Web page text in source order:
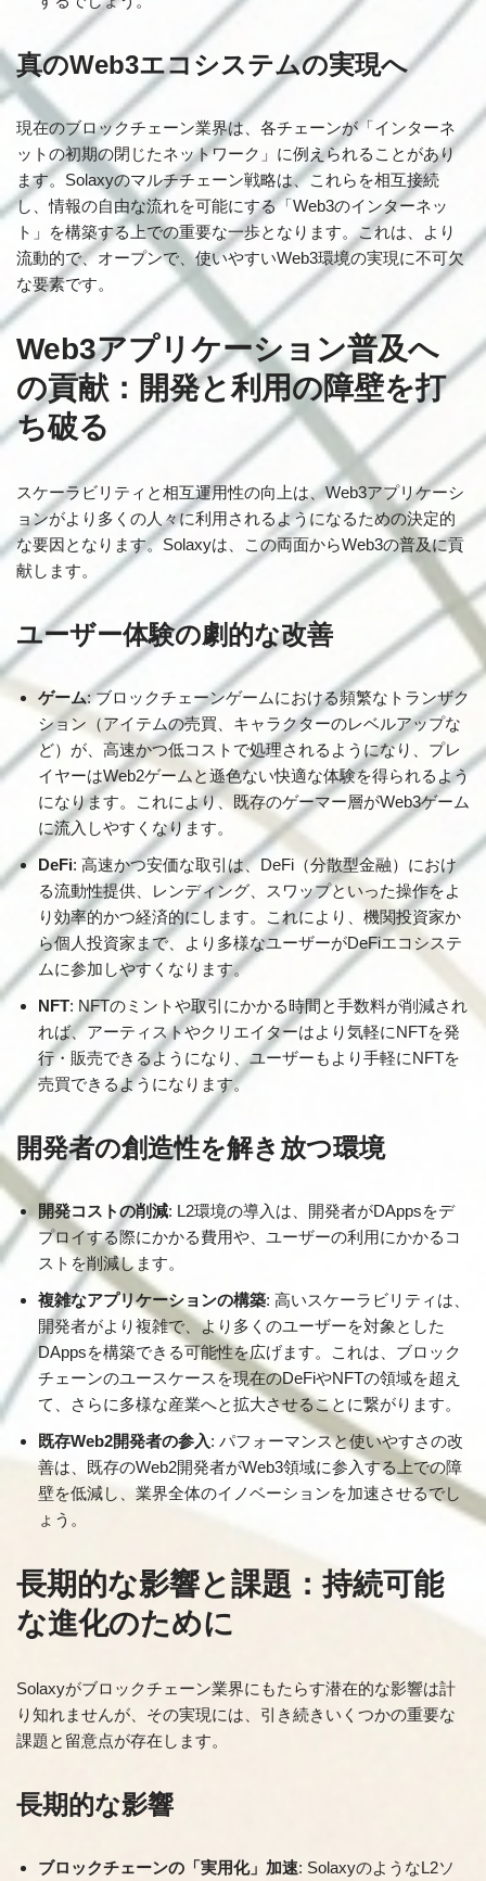
真のWeb3エコシステムの実現へ
現在のブロックチェーン業界は、各チェーンが「インターネ
ットの初期の閉じたネットワーク」に例えられることがあり
ます。Solaxyのマルチチェーン戦略は、これらを相互接続
し、情報の自由な流れを可能にする「Web3のインターネッ
ト」を構築する上での重要な一歩となります。これは、より
流動的で、オープンで、使いやすいWeb3環境の実現に不可欠
な要素です。
Web3アプリケーション普及へ
の貢献：開発と利用の障壁を打
ち破る
スケーラビリティと相互運用性の向上は、Web3アプリケーシ
ョンがより多くの人々に利用されるようになるための決定的
な要因となります。Solaxyは、この両面からWeb3の普及に貢
献します。
ユーザー体験の劇的な改善
ゲーム: ブロックチェーンゲームにおける頻繁なトランザク
ション（アイテムの売買、キャラクターのレベルアップな
ど）が、高速かつ低コストで処理されるようになり、プレ
イヤーはWeb2ゲームと遜色ない快適な体験を得られるよう
になります。これにより、既存のゲーマー層がWeb3ゲーム
に流入しやすくなります。
DeFi: 高速かつ安価な取引は、DeFi（分散型金融）におけ
る流動性提供、レンディング、スワップといった操作をよ
り効率的かつ経済的にします。これにより、機関投資家か
ら個人投資家まで、より多様なユーザーがDeFiエコシステ
ムに参加しやすくなります。
NFT: NFTのミントや取引にかかる時間と手数料が削減され
れば、アーティストやクリエイターはより気軽にNFTを発
行・販売できるようになり、ユーザーもより手軽にNFTを
売買できるようになります。
開発者の創造性を解き放つ環境
開発コストの削減: L2環境の導入は、開発者がDAppsをデ
プロイする際にかかる費用や、ユーザーの利用にかかるコ
ストを削減します。
複雑なアプリケーションの構築: 高いスケーラビリティは、
開発者がより複雑で、より多くのユーザーを対象とした
DAppsを構築できる可能性を広げます。これは、ブロック
チェーンのユースケースを現在のDeFiやNFTの領域を超え
て、さらに多様な産業へと拡大させることに繋がります。
既存Web2開発者の参入: パフォーマンスと使いやすさの改
善は、既存のWeb2開発者がWeb3領域に参入する上での障
壁を低減し、業界全体のイノベーションを加速させるでし
ょう。
長期的な影響と課題：持続可能
な進化のために
Solaxyがブロックチェーン業界にもたらす潜在的な影響は計
り知れませんが、その実現には、引き続きいくつかの重要な
課題と留意点が存在します。
長期的な影響
ブロックチェーンの「実用化」加速: SolaxyのようなL2ソ